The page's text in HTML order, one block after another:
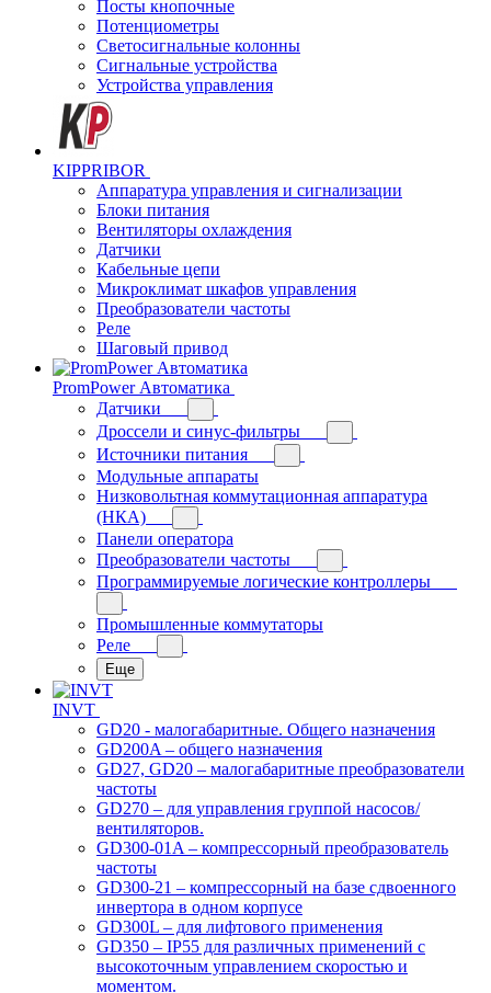
Посты кнопочные
Потенциометры
Светосигнальные колонны
Сигнальные устройства
Устройства управления
KIPPRIBOR
Аппаратура управления и сигнализации
Блоки питания
Вентиляторы охлаждения
Датчики
Кабельные цепи
Микроклимат шкафов управления
Преобразователи частоты
Реле
Шаговый привод
PromPower Автоматика
Датчики
Дроссели и синус-фильтры
Источники питания
Модульные аппараты
Низковольтная коммутационная аппаратура
(НКА)
Панели оператора
Преобразователи частоты
Программируемые логические контроллеры
Промышленные коммутаторы
Реле
Еще
INVT
GD20 - малогабаритные. Общего назначения
GD200A – общего назначения
GD27, GD20 – малогабаритные преобразователи
частоты
GD270 – для управления группой насосов/
вентиляторов.
GD300-01A – компрессорный преобразователь
частоты
GD300-21 – компрессорный на базе сдвоенного
инвертора в одном корпусе
GD300L – для лифтового применения
GD350 – IP55 для различных применений с
высокоточным управлением скоростью и
моментом.